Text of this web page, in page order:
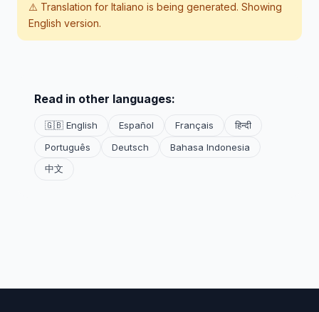
⚠️ Translation for Italiano is being generated. Showing
English version.
Read in other languages:
🇬🇧 English Español Français
हिन्दी
Português
Deutsch
Bahasa Indonesia
中文